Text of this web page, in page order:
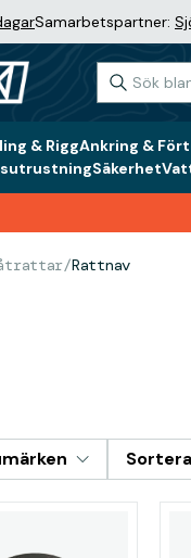
Samarbetspartner:
& RiggAnkring &
Säkerhet
/Rattnav